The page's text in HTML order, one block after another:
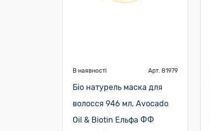
В наявності Арт. 81979
Біо натурель маска для
волосся 946 мл, Avocado
Oil & Biotin Ельфа ФФ